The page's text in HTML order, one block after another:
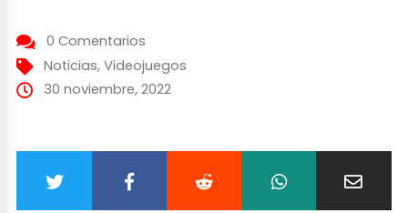
0 Comentarios
Noticias, Videojuegos
30 noviembre, 2022